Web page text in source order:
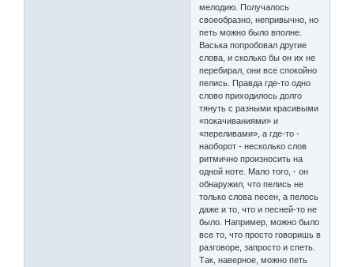
мелодию. Получалось
своеобразно, непривычно, но
петь можно было вполне.
Васька попробовал другие
слова, и сколько бы он их не
перебирал, они все спокойно
пелись. Правда где-то одно
слово приходилось долго
тянуть с разными красивыми
«покачиваниями» и
«переливами», а где-то -
наоборот - несколько слов
ритмично произносить на
одной ноте. Мало того, - он
обнаружил, что пелись не
только слова песен, а пелось
даже и то, что и песней-то не
было. Например, можно было
все то, что просто говоришь в
разговоре, запросто и спеть.
Так, наверное, можно петь